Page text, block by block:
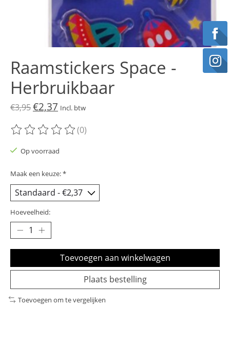
Raamstickers Space -
Herbruikbaar
€3,95€2,37 Incl. btw
De beoordeling van dit product is
(0)
Op voorraad
Maak een keuze:*
Hoeveelheid:
Toevoegen aan winkelwagen
Plaats bestelling
Toevoegen om te vergelijken